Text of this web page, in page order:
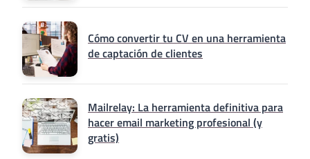
Cómo convertir tu CV en una herramienta
de captación de clientes
Mailrelay: La herramienta definitiva para
hacer email marketing profesional (y
gratis)